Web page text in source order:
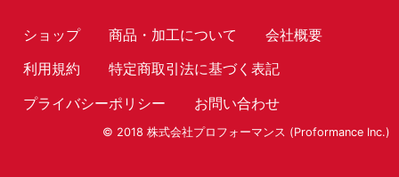
ショップ 商品・加工について
会社概要
利用規約
特定商取引法に基づく表記
プライバシーポリシー
お問い合わせ
© 2018 株式会社プロフォーマンス (Proformance Inc.)